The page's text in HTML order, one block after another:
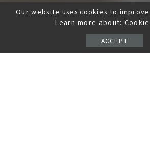
Our website uses cookies to
Learn more about:
ACCEPT